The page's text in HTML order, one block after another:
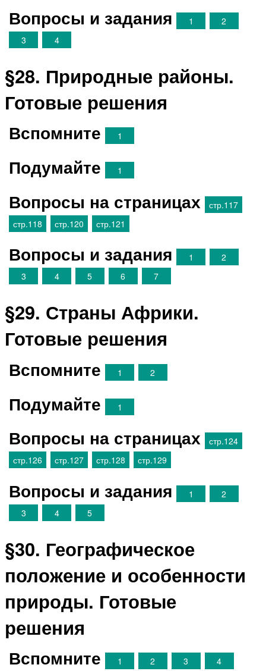
Вопросы и задания 1
2
3
4
§28. Природные районы.
Готовые решения
Вспомните 1
Подумайте 1
Вопросы на страницах
стр.117
стр.118
стр.120 стр.121
Вопросы и задания 1
2
3
4 5 6 7
§29. Страны Африки.
Готовые решения
Вспомните 1 2
Подумайте 1
Вопросы на страницах
стр.124
стр.126
стр.127 стр.128 стр.129
Вопросы и задания 1
2
3
4 5
§30. Географическое
положение и особенности
природы. Готовые
решения
Вспомните 1 2 3
4